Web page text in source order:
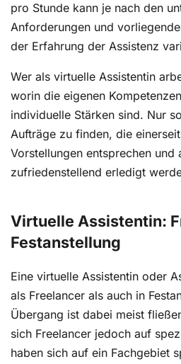
pro Stunde kann je nach den
Anforderungen und
der Erfahrung der Assistenz
Wer als virtuelle Assistentin
worin die eigenen
individuelle Stärken sind. Nur
Aufträge zu finden, die
Vorstellungen entsprechen und
zufriedenstellend erledigt
Virtuelle Assistentin:
Festanstellung
Eine virtuelle Assistentin oder
als Freelancer als auch in
Übergang ist dabei meist
sich Freelancer jedoch auf
haben sich auf ein Fachgebiet